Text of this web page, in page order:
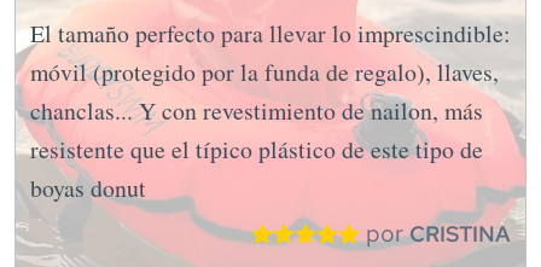
El tamaño perfecto para llevar lo imprescindible:
móvil (protegido por la funda de regalo), llaves,
chanclas... Y con revestimiento de nailon, más
resistente que el típico plástico de este tipo de
boyas donut
porCRISTINA